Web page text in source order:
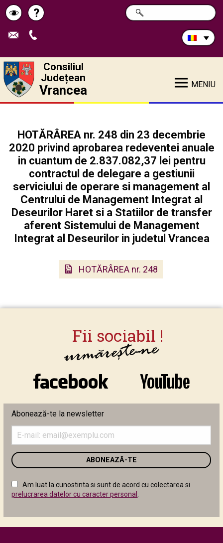
Schimbă
contrastul
Pagina
de
?
Caută
în
CAUTĂ
Consiliul
Județean
Vrancea MENIU
HOTĂRÂREA nr. 248 din 23 decembrie
2020 privind aprobarea redeventei anuale
in cuantum de 2.837.082,37 lei pentru
contractul de delegare a gestiunii
serviciului de operare si management al
Centrului de Management Integrat al
Deseurilor Haret si a Statiilor de transfer
aferent Sistemului de Management
Integrat al Deseurilor in judetul Vrancea
HOTĂRÂREA nr. 248
Abonează-te la newsletter
adresa
email
în
următor
Am luat la cunostinta si sunt de acord cu colectarea si
prelucrarea datelor cu caracter personal .